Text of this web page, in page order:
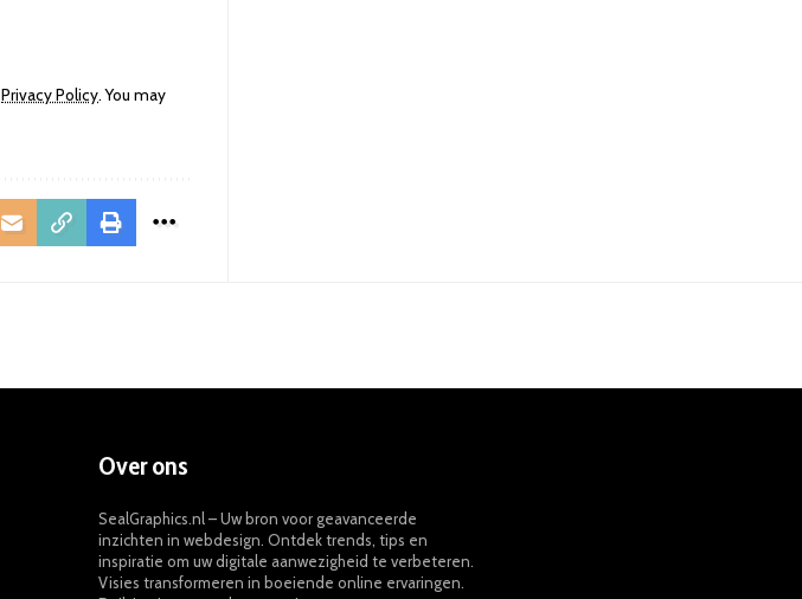
Privacy Policy. You may
Over ons
SealGraphics.nl – Uw bron voor geavanceerde
inzichten in webdesign. Ontdek trends, tips en
inspiratie om uw digitale aanwezigheid te verbeteren.
Visies transformeren in boeiende online ervaringen.